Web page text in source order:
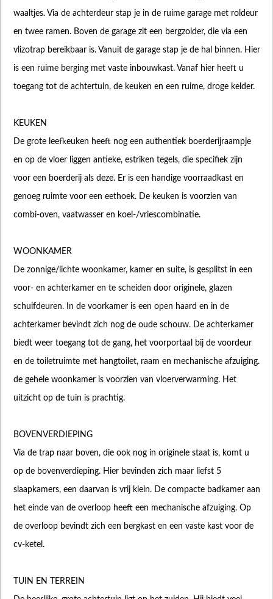
waaltjes. Via de achterdeur stap je in de ruime garage met roldeur
en twee ramen. Boven de garage zit een bergzolder, die via een
vlizotrap bereikbaar is. Vanuit de garage stap je de hal binnen. Hier
is een ruime berging met vaste inbouwkast. Vanaf hier heeft u
toegang tot de achtertuin, de keuken en een ruime, droge kelder.
KEUKEN
De grote leefkeuken heeft nog een authentiek boerderijraampje
en op de vloer liggen antieke, estriken tegels, die specifiek zijn
voor een boerderij als deze. Er is een handige voorraadkast en
genoeg ruimte voor een eethoek. De keuken is voorzien van
combi-oven, vaatwasser en koel-/vriescombinatie.
WOONKAMER
De zonnige/lichte woonkamer, kamer en suite, is gesplitst in een
voor- en achterkamer en te scheiden door originele, glazen
schuifdeuren. In de voorkamer is een open haard en in de
achterkamer bevindt zich nog de oude schouw. De achterkamer
biedt weer toegang tot de gang, het voorportaal bij de voordeur
en de toiletruimte met hangtoilet, raam en mechanische afzuiging.
de gehele woonkamer is voorzien van vloerverwarming. Het
uitzicht op de tuin is prachtig.
BOVENVERDIEPING
Via de trap naar boven, die ook nog in originele staat is, komt u
op de bovenverdieping. Hier bevinden zich maar liefst 5
slaapkamers, een daarvan is vrij klein. De compacte badkamer aan
het einde van de overloop heeft een mechanische afzuiging. Op
de overloop bevindt zich een bergkast en een vaste kast voor de
cv-ketel.
TUIN EN TERREIN